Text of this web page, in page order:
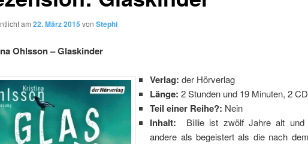
am 22. März 2015 von Stephi
Ohlsson – Glaskinder
Verlag:der Hörverlag
Länge:2 Stunden und 19 Minuten, 2
Teil einer Reihe?: Nein
Inhalt: Billie ist zwölf Jahre alt und
andere als begeistert als die nach